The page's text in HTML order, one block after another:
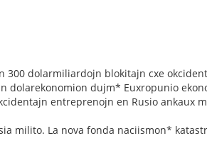
dolarmiliardojn blokitajn cxe
dujm* Euxropunio
entreprenojn en Rusio ankaux
milito. La nova fonda naciismon*